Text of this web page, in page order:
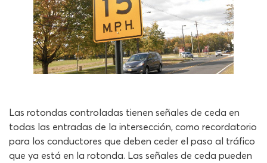
Las rotondas controladas tienen señales de ceda en
todas las entradas de la intersección, como recordatorio
para los conductores que deben ceder el paso al tráfico
que ya está en la rotonda. Las señales de ceda pueden